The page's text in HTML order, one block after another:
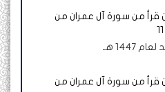
قرأ من سورة آل عمران من
1447 هـ
قرأ من سورة آل عمران من